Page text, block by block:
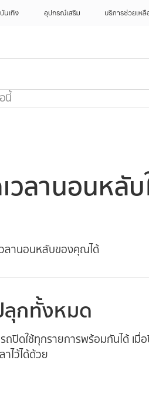
นเทิง อุปกรณ์เสริม บริการช่วยเหลื
วลานอนหลับ
วลานอนหลับของคุณได้
ลุกทั้งหมด
ดใช้ทุกรายการพร้อมกันได้ เมื่อ
ไว้ได้ด้วย